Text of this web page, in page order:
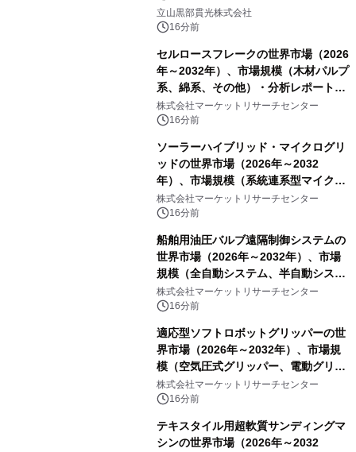
立山黒部貫光株式会社
16分前
セルロースフレークの世界市場（2026
年～2032年）、市場規模（木材パルプ
系、綿系、その他）・分析レポートを
発表
株式会社マーケットリサーチセンター
16分前
ソーラーハイブリッド・マイクログリ
ッドの世界市場（2026年～2032
年）、市場規模（系統連系型マイクロ
グリッド、独立型マイクログリッ
ド）・分析レポートを発表
株式会社マーケットリサーチセンター
16分前
船舶用油圧バルブ遠隔制御システムの
世界市場（2026年～2032年）、市場
規模（全自動システム、半自動システ
ム）・分析レポートを発表
株式会社マーケットリサーチセンター
16分前
適応型ソフトロボットグリッパーの世
界市場（2026年～2032年）、市場規
模（空気圧式グリッパー、電動グリッ
パー）・分析レポートを発表
株式会社マーケットリサーチセンター
16分前
テキスタイル用超軟質サンディングマ
シンの世界市場（2026年～2032